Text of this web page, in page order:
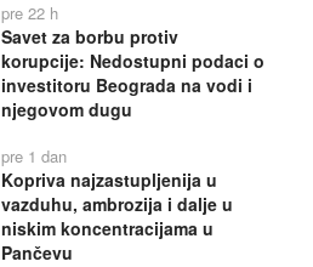
pre 22 h
Savet za borbu protiv
korupcije: Nedostupni podaci o
investitoru Beograda na vodi i
njegovom dugu
pre 1 dan
Kopriva najzastupljenija u
vazduhu, ambrozija i dalje u
niskim koncentracijama u
Pančevu